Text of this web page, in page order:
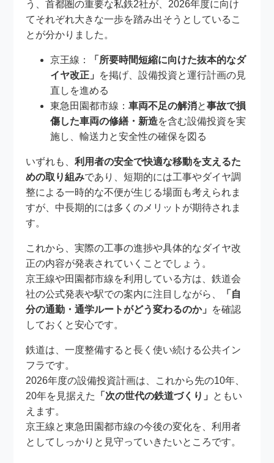
う、首都圏の重要な私鉄2社が、2026年度に向け
てそれぞれ大きな一歩を踏み出そうとしているこ
とが分かりました。
京王線：
「所要時間短縮に向けた抜本的なダ
イヤ改正」 を掲げ、設備投資と運行計画の見
直しを進める
東急田園都市線：車両不足の解消と事故で損
傷した車両の修繕・新造を含む設備投資を実
施し、輸送力と安全性の確保を図る
いずれも、利用者の安全で快適な移動を支えるた
めの取り組みであり、短期的には工事やダイヤ調
整による一時的な不便が生じる場面も考えられま
すが、中長期的には多くのメリットが期待されま
す。
これから、実際の工事の進捗や具体的なダイヤ改
正の内容が発表されていくことでしょう。
京王線や田園都市線を利用している方は、鉄道会
社の公式発表や駅での案内に注目しながら、
「自
分の通勤・通学ルートがどう変わるのか」 を確認
しておくと安心です。
鉄道は、一度整備すると長く使い続ける公共イン
フラです。
2026年度の設備投資計画は、これから先の10年、
20年を見据えた
「次の世代の鉄道づくり」 ともい
えます。
京王線と東急田園都市線の今後の変化を、利用者
としてしっかりと見守っていきたいところです。